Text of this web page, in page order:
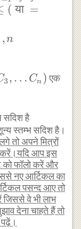
( या =
, n
3, … Cn ) एक
सदिश है
स्तम्भ सदिश है।
तो अपने मित्रों
आप इस
को फॉलो करें और
नए आर्टिकल का
पसन्द आए तो
वे भी लाभ
देना चाहते हैं तो